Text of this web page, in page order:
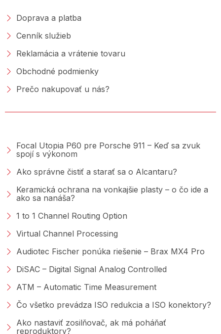
Doprava a platba
Cenník služieb
Reklamácia a vrátenie tovaru
Obchodné podmienky
Prečo nakupovať u nás?
Focal Utopia P60 pre Porsche 911 – Keď sa zvuk
spojí s výkonom
Ako správne čistiť a starať sa o Alcantaru?
Keramická ochrana na vonkajšie plasty – o čo ide a
ako sa nanáša?
1 to 1 Channel Routing Option
Virtual Channel Processing
Audiotec Fischer ponúka riešenie – Brax MX4 Pro
DiSAC – Digital Signal Analog Controlled
ATM – Automatic Time Measurement
Čo všetko prevádza ISO redukcia a ISO konektory?
Ako nastaviť zosilňovač, ak má poháňať
reproduktory?